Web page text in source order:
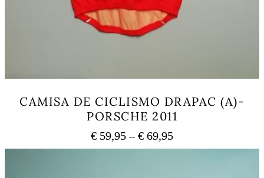
CAMISA DE CICLISMO DRAPAC (A)-
PORSCHE 2011
€ 59,95 – € 69,95Price
range: